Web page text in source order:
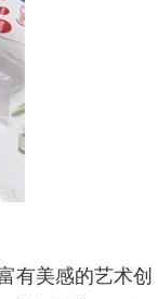
有美感的艺术创